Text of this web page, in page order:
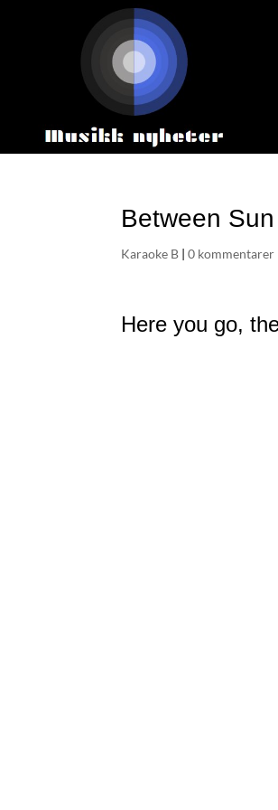
Between
Karaoke B |0 kommentarer
Here you go,